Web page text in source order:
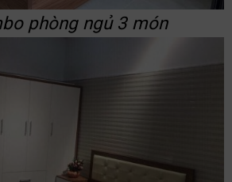
phòng ngủ 3 món